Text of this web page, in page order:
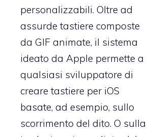
personalizzabili. Oltre ad
assurde tastiere composte
da GIF animate, il sistema
ideato da Apple permette a
qualsiasi sviluppatore di
creare tastiere per iOS
basate, ad esempio, sullo
scorrimento del dito. O sulla